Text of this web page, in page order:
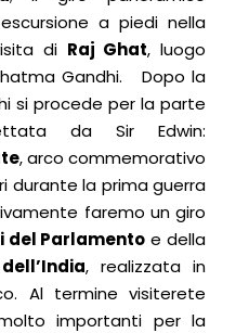
a piedi nella
di Raj Ghat, luogo
Gandhi. Dopo la
si procede per la parte
da Sir Edwin:
, arco commemorativo
durante la prima guerra
faremo un giro
del Parlamento e della
, realizzata in
Al termine visiterete
importanti per la